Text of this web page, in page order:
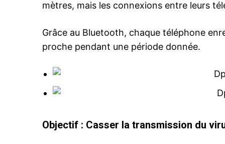
S'ABONNER
Coronavirus: L’Allemagne change
Reuters – Le gouvernement
traçage numérique en annonçant
pour une approche
mètres, mais les connexions entre leurs
Grâce au Bluetooth, chaque téléphone
proche pendant une période donnée.
Objectif : Casser la transmission du